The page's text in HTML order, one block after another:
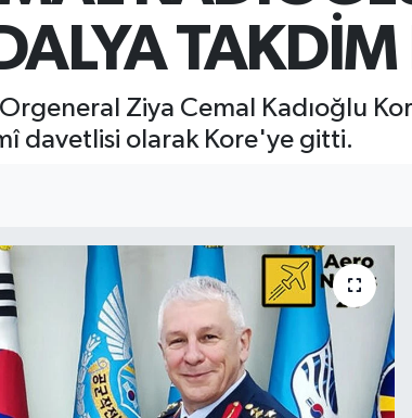
TAKDİM
Ziya Cemal Kadıoğlu
davetlisi olarak Kore'ye gitti.